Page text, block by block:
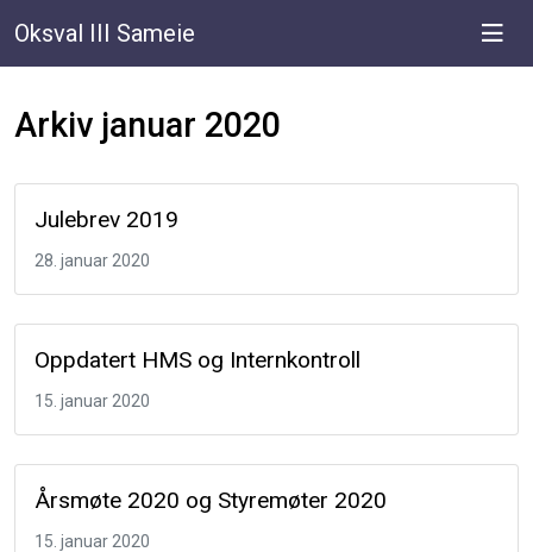
Oksval III Sameie
Arkiv januar 2020
Julebrev 2019
28. januar 2020
Oppdatert HMS og Internkontroll
15. januar 2020
Årsmøte 2020 og Styremøter 2020
15. januar 2020